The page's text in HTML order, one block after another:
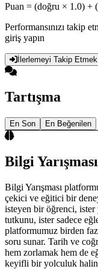
Puan = (doğru × 1.0) +
Performansınızı takip
giriş yapın
İlerlemeyi Takip
Tartışma
En Son En Beğenilen
Bilgi
Bilgi Yarışması
çekici ve eğitici bir
isteyen bir öğrenci, ister
tutkunu, ister sadece
platformumuz birden
soru sunar. Tarih ve
hem zorlamak hem de
keyifli bir yolculuk